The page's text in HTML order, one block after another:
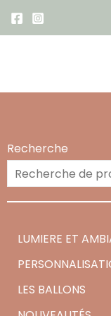
au
Recherche
LUMIERE ET
LES BALLONS